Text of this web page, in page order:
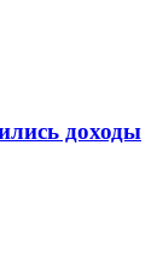
доходы